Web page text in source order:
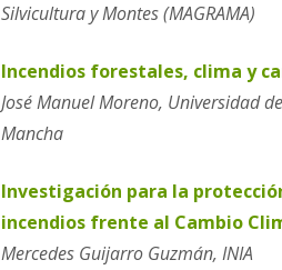
Silvicultura y Montes (MAGRAMA)
Incendios forestales, clima y
José Manuel Moreno, Universidad
Mancha
Investigación para la
incendios frente al Cambio
Mercedes Guijarro Guzmán, INIA